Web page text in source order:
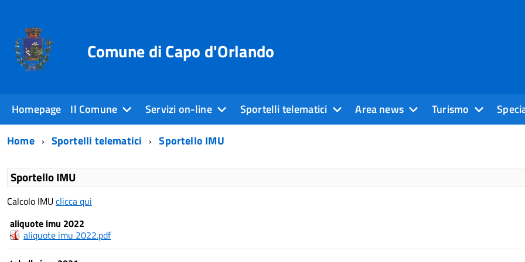
Comune di Capo d'Orlando
Homepage Il Comune Servizi on-line Sportelli telematici Area news Turismo
Home
Sportelli telematici Sportello IMU
Sportello IMU
Calcolo IMU clicca qui
aliquote imu 2022
aliquote imu 2022.pdf